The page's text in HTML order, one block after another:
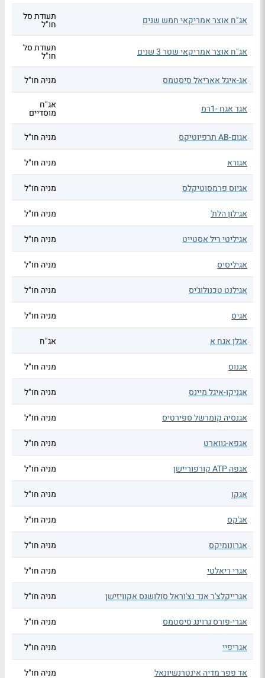
אג"ח אוצר אמריקאי חמש שנים תעודת סל
חו"ל
אג"ח אוצר אמריקאי שטר 3 שנים תעודת סל
חו"ל
אג-איגל אאריאל סיסטמס
מניה חו"ל
אגד אגח -1רמ אג"ח
מוסדיים
אגום-AB תרפיוטיקס
מניה חו"ל
אגורא מניה חו"ל
אגיוס פרמסוטיקלס מניה חו"ל
אגילון הלת' מניה חו"ל
אגיליטי ריל אסטייט מניה חו"ל
אגיליסיס מניה חו"ל
אגילנט טכנולוג'יס מניה חו"ל
אגיס מניה חו"ל
אגלן אגח א אג"ח
אגנוס מניה חו"ל
אגניקו-איגל מיינס מניה חו"ל
אגנסיה קומרשל ספירטיס מניה חו"ל
אגפא-גווארט מניה חו"ל
אגפה ATP קורפוריישן מניה חו"ל
אגקו מניה חו"ל
אג'קס מניה חו"ל
אגרונומיקס מניה חו"ל
אגרי ריאלטי מניה חו"ל
אגרייקלצ'ר אנד נצ'וראל סולושנס אקוויזישן מניה חו"ל
אגרי-פורס גרוינג סיסטמס מניה חו"ל
אגריפיי מניה חו"ל
אד פפר מדיה אינטרנשיונאל מניה חו"ל